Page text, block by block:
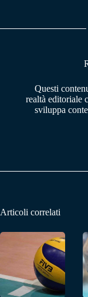
pp m
Questi
realtà editoriale
sviluppa
Articoli correlati